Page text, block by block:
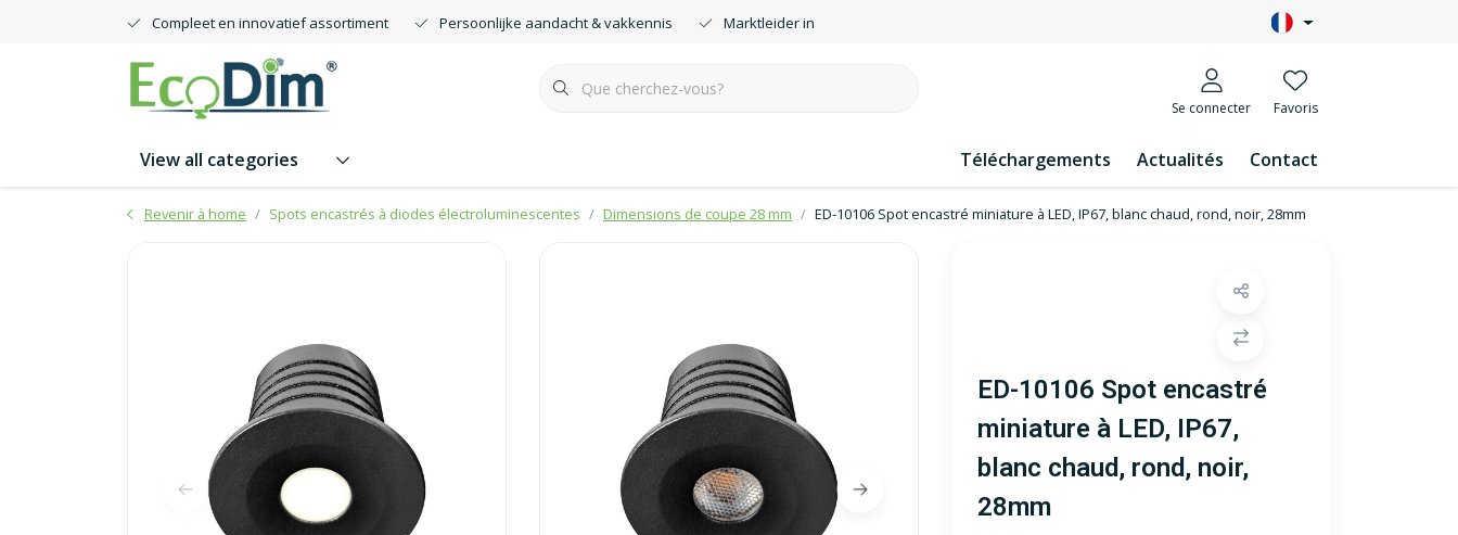
Compleet en innovatief assortiment Persoonlijke aandacht & vakkennis Marktleider in smartdimmers
Se connecter Favoris
View all categories Téléchargements Actualités Contact
Revenir à home Spots encastrés à diodes électroluminescentes Dimensions de coupe 28 mm ED-10106 Spot encastré miniature à LED, IP67, blanc chaud, rond, noir, 28mm
ED-10106 Spot encastré
miniature à LED, IP67,
blanc chaud, rond, noir,
28mm